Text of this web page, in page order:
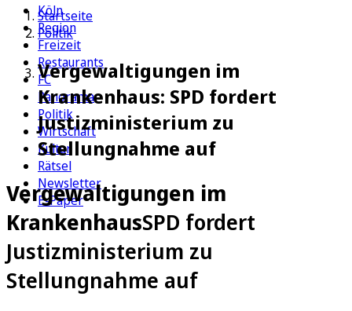
Köln
Region
Freizeit
Restaurants
FC
Panorama
Politik
Wirtschaft
Kultur
Rätsel
Newsletter
E-Paper
Startseite
Politik
Vergewaltigungen im
Krankenhaus: SPD fordert
Justizministerium zu
Stellungnahme auf
Vergewaltigungen im
KrankenhausSPD fordert
Justizministerium zu
Stellungnahme auf